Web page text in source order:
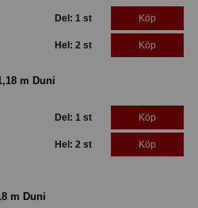
Del: 1 st Köp
Hel: 2 st Köp
m Duni
Del: 1 st Köp
Hel: 2 st Köp
m Duni